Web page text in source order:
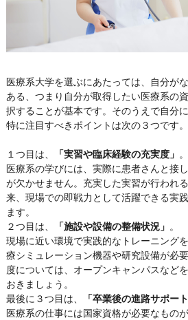
医療系大学を選ぶにあたっては、自分が
ある、つまり自分が取得したい医療系の
択することが基本です。そのうえで自分
特に注目すべきポイントは次の３つです。
１つ目は、 「実習や臨床経験の充実度」 。
医療系の学びには、実際に患者さんと接
が欠かせません。充実した実習が行われ
来、現場での即戦力として活躍できる実
ます。
２つ目は、
「施設や設備の整備状況」 。
現場に近い環境で実践的なトレーニング
療シミュレーション機器や研究設備が必
度については、オープンキャンパスなど
おきましょう。
最後に３つ目は、
「卒業後の進路サポート
医療系の仕事には国家資格が必要なもの